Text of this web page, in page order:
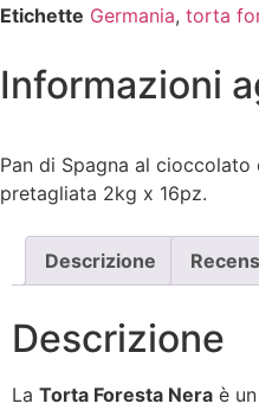
Etichette Germania, torta
Informazioni
Pan di Spagna al cioccolato
pretagliata 2kg x 16pz.
Descrizione
Descrizione
La Torta Foresta Nera è